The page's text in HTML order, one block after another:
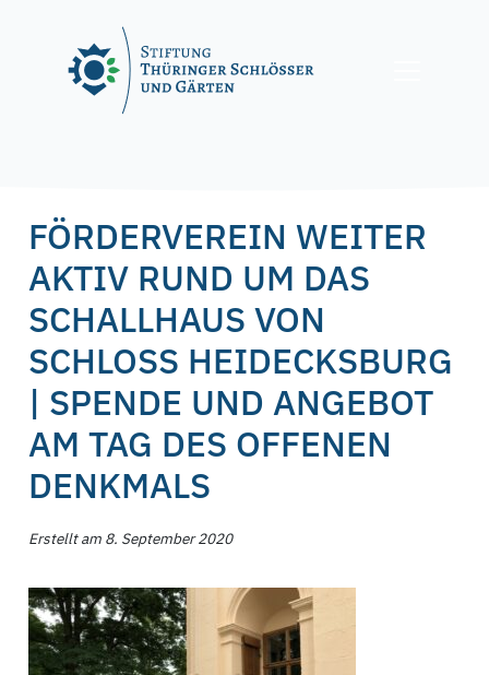
FÖRDERVEREIN WEITER
AKTIV RUND UM DAS
SCHALLHAUS VON
SCHLOSS HEIDECKSBURG
| SPENDE UND ANGEBOT
AM TAG DES OFFENEN
DENKMALS
Erstellt am 8. September 2020